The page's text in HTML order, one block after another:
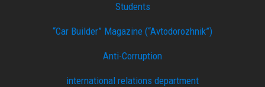
Students
“Car Builder” Magazine (“Avtodorozhnik”)
Anti-Corruption
international relations department